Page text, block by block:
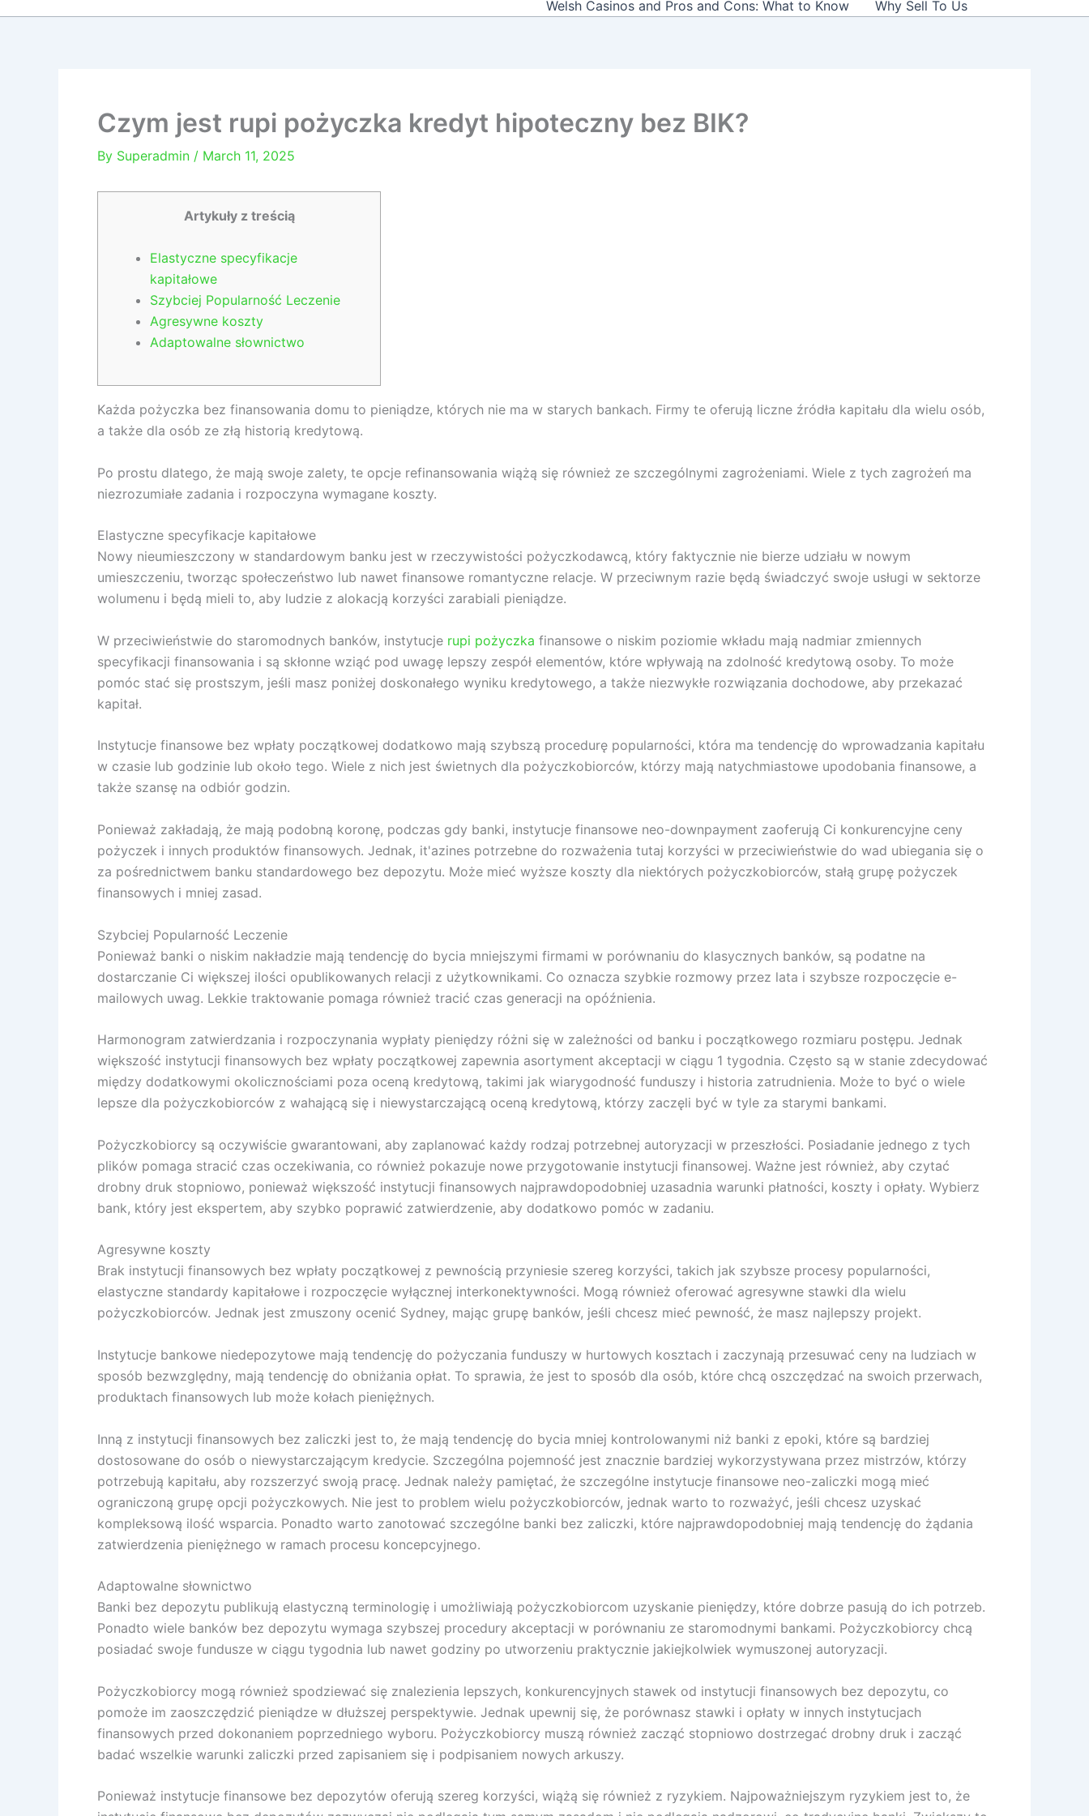
Welsh Casinos and Pros and Cons: What to Know
Why Sell To Us
Czym jest rupi pożyczka kredyt hipoteczny bez BIK?
By Superadmin / March 11, 2025
Artykuły z treścią
Elastyczne specyfikacje
kapitałowe
Szybciej Popularność Leczenie
Agresywne koszty
Adaptowalne słownictwo
Każda pożyczka bez finansowania domu to pieniądze, których nie ma w starych bankach. Firmy te oferują liczne źródła kapitału dla wielu osób,
a także dla osób ze złą historią kredytową.
Po prostu dlatego, że mają swoje zalety, te opcje refinansowania wiążą się również ze szczególnymi zagrożeniami. Wiele z tych zagrożeń ma
niezrozumiałe zadania i rozpoczyna wymagane koszty.
Elastyczne specyfikacje kapitałowe
Nowy nieumieszczony w standardowym banku jest w rzeczywistości pożyczkodawcą, który faktycznie nie bierze udziału w nowym
umieszczeniu, tworząc społeczeństwo lub nawet finansowe romantyczne relacje. W przeciwnym razie będą świadczyć swoje usługi w sektorze
wolumenu i będą mieli to, aby ludzie z alokacją korzyści zarabiali pieniądze.
W przeciwieństwie do staromodnych banków, instytucje rupi pożyczka finansowe o niskim poziomie wkładu mają nadmiar zmiennych
specyfikacji finansowania i są skłonne wziąć pod uwagę lepszy zespół elementów, które wpływają na zdolność kredytową osoby. To może
pomóc stać się prostszym, jeśli masz poniżej doskonałego wyniku kredytowego, a także niezwykłe rozwiązania dochodowe, aby przekazać
kapitał.
Instytucje finansowe bez wpłaty początkowej dodatkowo mają szybszą procedurę popularności, która ma tendencję do wprowadzania kapitału
w czasie lub godzinie lub około tego. Wiele z nich jest świetnych dla pożyczkobiorców, którzy mają natychmiastowe upodobania finansowe, a
także szansę na odbiór godzin.
Ponieważ zakładają, że mają podobną koronę, podczas gdy banki, instytucje finansowe neo-downpayment zaoferują Ci konkurencyjne ceny
pożyczek i innych produktów finansowych. Jednak, it'azines potrzebne do rozważenia tutaj korzyści w przeciwieństwie do wad ubiegania się o
za pośrednictwem banku standardowego bez depozytu. Może mieć wyższe koszty dla niektórych pożyczkobiorców, stałą grupę pożyczek
finansowych i mniej zasad.
Szybciej Popularność Leczenie
Ponieważ banki o niskim nakładzie mają tendencję do bycia mniejszymi firmami w porównaniu do klasycznych banków, są podatne na
dostarczanie Ci większej ilości opublikowanych relacji z użytkownikami. Co oznacza szybkie rozmowy przez lata i szybsze rozpoczęcie e-
mailowych uwag. Lekkie traktowanie pomaga również tracić czas generacji na opóźnienia.
Harmonogram zatwierdzania i rozpoczynania wypłaty pieniędzy różni się w zależności od banku i początkowego rozmiaru postępu. Jednak
większość instytucji finansowych bez wpłaty początkowej zapewnia asortyment akceptacji w ciągu 1 tygodnia. Często są w stanie zdecydować
między dodatkowymi okolicznościami poza oceną kredytową, takimi jak wiarygodność funduszy i historia zatrudnienia. Może to być o wiele
lepsze dla pożyczkobiorców z wahającą się i niewystarczającą oceną kredytową, którzy zaczęli być w tyle za starymi bankami.
Pożyczkobiorcy są oczywiście gwarantowani, aby zaplanować każdy rodzaj potrzebnej autoryzacji w przeszłości. Posiadanie jednego z tych
plików pomaga stracić czas oczekiwania, co również pokazuje nowe przygotowanie instytucji finansowej. Ważne jest również, aby czytać
drobny druk stopniowo, ponieważ większość instytucji finansowych najprawdopodobniej uzasadnia warunki płatności, koszty i opłaty. Wybierz
bank, który jest ekspertem, aby szybko poprawić zatwierdzenie, aby dodatkowo pomóc w zadaniu.
Agresywne koszty
Brak instytucji finansowych bez wpłaty początkowej z pewnością przyniesie szereg korzyści, takich jak szybsze procesy popularności,
elastyczne standardy kapitałowe i rozpoczęcie wyłącznej interkonektywności. Mogą również oferować agresywne stawki dla wielu
pożyczkobiorców. Jednak jest zmuszony ocenić Sydney, mając grupę banków, jeśli chcesz mieć pewność, że masz najlepszy projekt.
Instytucje bankowe niedepozytowe mają tendencję do pożyczania funduszy w hurtowych kosztach i zaczynają przesuwać ceny na ludziach w
sposób bezwzględny, mają tendencję do obniżania opłat. To sprawia, że ​​jest to sposób dla osób, które chcą oszczędzać na swoich przerwach,
produktach finansowych lub może kołach pieniężnych.
Inną z instytucji finansowych bez zaliczki jest to, że mają tendencję do bycia mniej kontrolowanymi niż banki z epoki, które są bardziej
dostosowane do osób o niewystarczającym kredycie. Szczególna pojemność jest znacznie bardziej wykorzystywana przez mistrzów, którzy
potrzebują kapitału, aby rozszerzyć swoją pracę. Jednak należy pamiętać, że szczególne instytucje finansowe neo-zaliczki mogą mieć
ograniczoną grupę opcji pożyczkowych. Nie jest to problem wielu pożyczkobiorców, jednak warto to rozważyć, jeśli chcesz uzyskać
kompleksową ilość wsparcia. Ponadto warto zanotować szczególne banki bez zaliczki, które najprawdopodobniej mają tendencję do żądania
zatwierdzenia pieniężnego w ramach procesu koncepcyjnego.
Adaptowalne słownictwo
Banki bez depozytu publikują elastyczną terminologię i umożliwiają pożyczkobiorcom uzyskanie pieniędzy, które dobrze pasują do ich potrzeb.
Ponadto wiele banków bez depozytu wymaga szybszej procedury akceptacji w porównaniu ze staromodnymi bankami. Pożyczkobiorcy chcą
posiadać swoje fundusze w ciągu tygodnia lub nawet godziny po utworzeniu praktycznie jakiejkolwiek wymuszonej autoryzacji.
Pożyczkobiorcy mogą również spodziewać się znalezienia lepszych, konkurencyjnych stawek od instytucji finansowych bez depozytu, co
pomoże im zaoszczędzić pieniądze w dłuższej perspektywie. Jednak upewnij się, że porównasz stawki i opłaty w innych instytucjach
finansowych przed dokonaniem poprzedniego wyboru. Pożyczkobiorcy muszą również zacząć stopniowo dostrzegać drobny druk i zacząć
badać wszelkie warunki zaliczki przed zapisaniem się i podpisaniem nowych arkuszy.
Ponieważ instytucje finansowe bez depozytów oferują szereg korzyści, wiążą się również z ryzykiem. Najpoważniejszym ryzykiem jest to, że